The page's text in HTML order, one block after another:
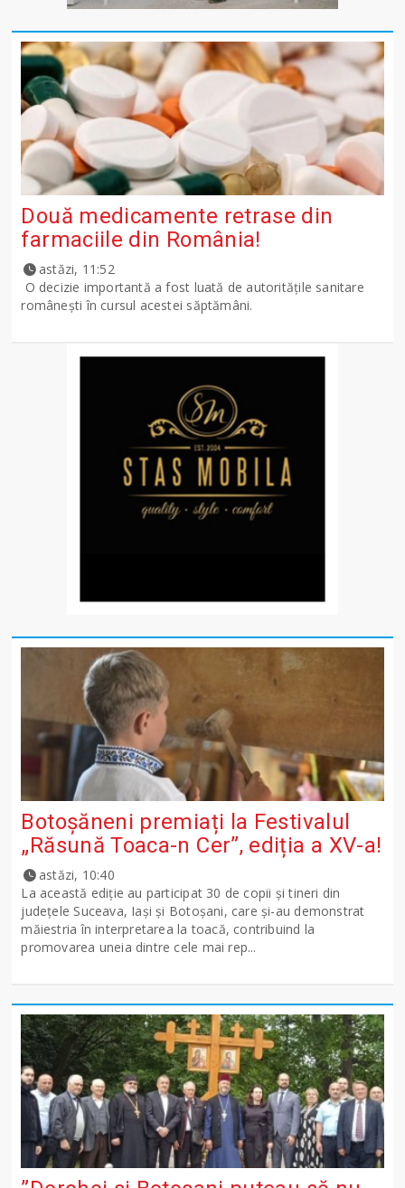
Două medicamente retrase din
farmaciile din România!
astăzi, 11:52
O decizie importantă a fost luată de autoritățile sanitare
românești în cursul acestei săptămâni.
Botoșăneni premiați la Festivalul
„Răsună Toaca-n Cer”, ediția a XV-a!
astăzi, 10:40
La această ediție au participat 30 de copii și tineri din
județele Suceava, Iași și Botoșani, care și-au demonstrat
măiestria în interpretarea la toacă, contribuind la
promovarea uneia dintre cele mai rep...